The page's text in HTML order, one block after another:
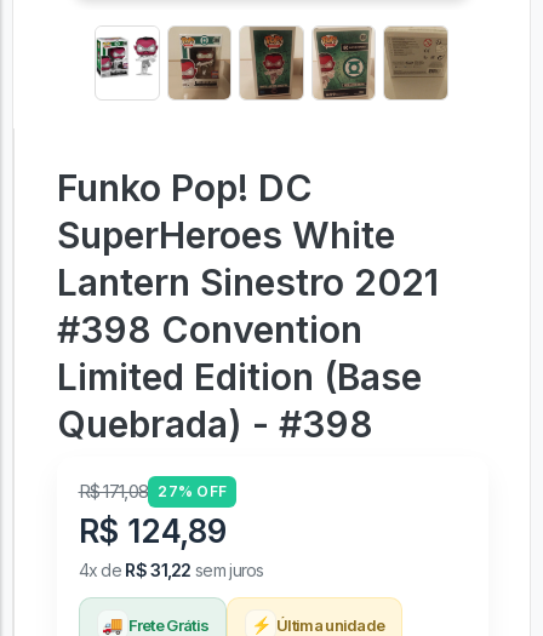
Funko Pop! DC
SuperHeroes White
Lantern Sinestro 2021
#398 Convention
Limited Edition (Base
Quebrada) - #398
R$ 171,08 27% OFF
R$ 124,89
4x de R$ 31,22 sem juros
🚚 Frete Grátis ⚡ Última unidade